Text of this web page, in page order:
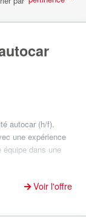
autocar (h/f).
une expérience
équipe dans une
Voir l'offre